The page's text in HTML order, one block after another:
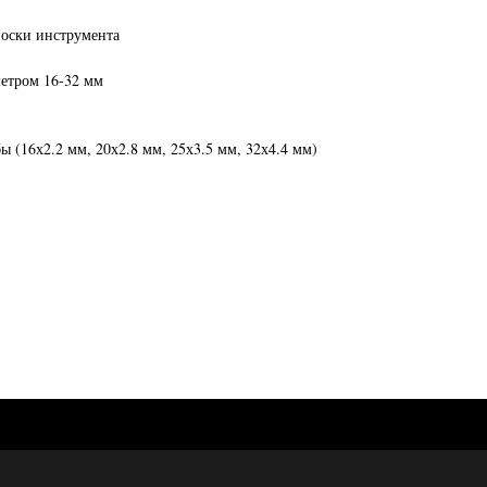
инструмента
16-32 мм
(16х2.2 мм, 20х2.8 мм, 25х3.5 мм, 32х4.4 мм)